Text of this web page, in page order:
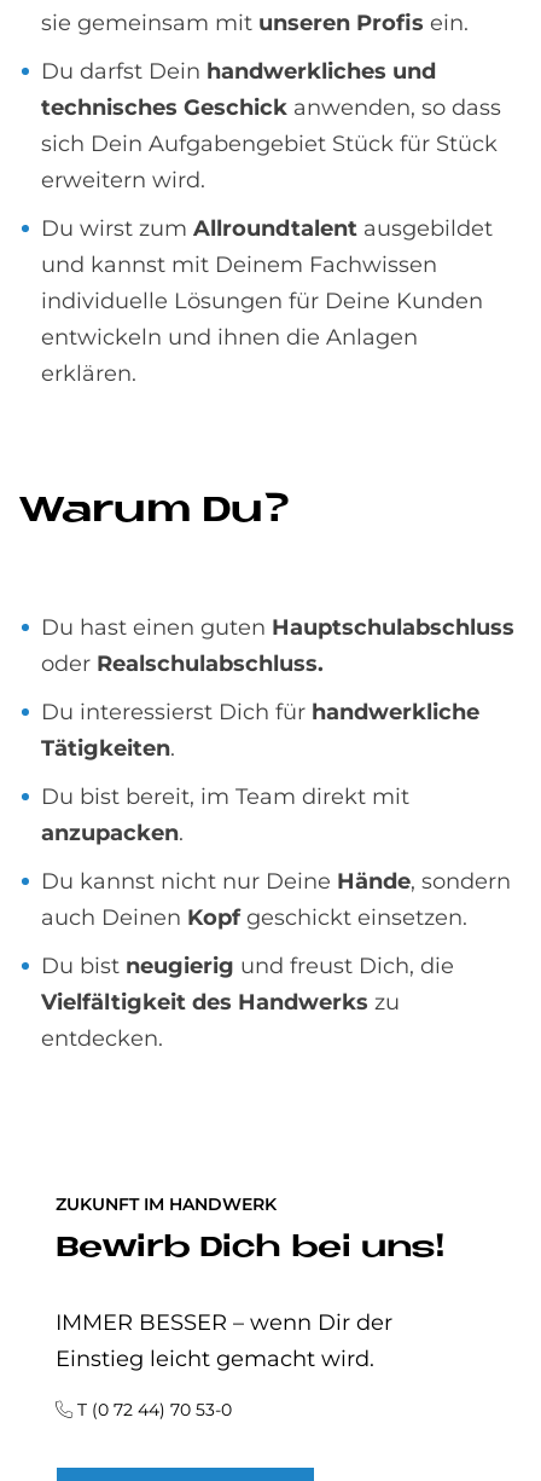
sie gemeinsam mit unseren Profis ein.
Du darfst Dein handwerkliches und
technisches Geschick anwenden, so dass
sich Dein Aufgabengebiet Stück für Stück
erweitern wird.
Du wirst zum Allroundtalent ausgebildet
und kannst mit Deinem Fachwissen
individuelle Lösungen für Deine Kunden
entwickeln und ihnen die Anlagen
erklären.
Wa­rum Du?
Du hast einen guten Hauptschulabschluss
oder Realschulabschluss.
Du interessierst Dich für handwerkliche
Tätigkeiten.
Du bist bereit, im Team direkt mit
anzupacken.
Du kannst nicht nur Deine Hände, sondern
auch Deinen Kopfgeschickt einsetzen.
Du bist neugierig und freust Dich, die
Vielfältigkeit des Handwerks zu
entdecken.
ZUKUNFT IM HANDWERK
Bewirb Dich bei uns!
IMMER BESSER – wenn Dir der
Einstieg leicht gemacht wird.
T (0 72 44) 70 53-0